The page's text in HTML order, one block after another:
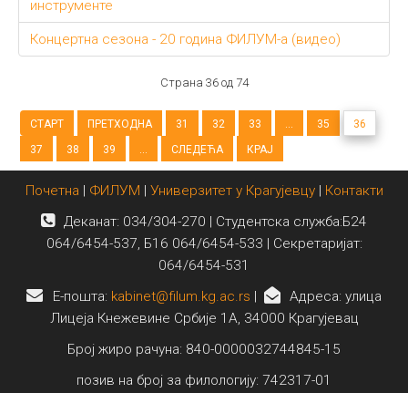
инструменте
Концертна сезона - 20 година ФИЛУМ-а (видео)
Страна 36 од 74
СТАРТ ПРЕТХОДНА 31 32 33 ... 35
36
37
38 39 ... СЛЕДЕЋА КРАЈ
Почетна | ФИЛУМ | Универзитет у Крагујевцу| Контакти
Деканат: 034/304-270 | Студентска служба:Б24
064/6454-537, Б16 064/6454-533 | Секретаријат:
064/6454-531
E-пошта: kabinet@filum.kg.ac.rs |
Адреса: улица
Лицеја Кнежевине Србије 1А, 34000 Крагујевац
Број жиро рачуна: 840-0000032744845-15
позив на број за филологију: 742317-01